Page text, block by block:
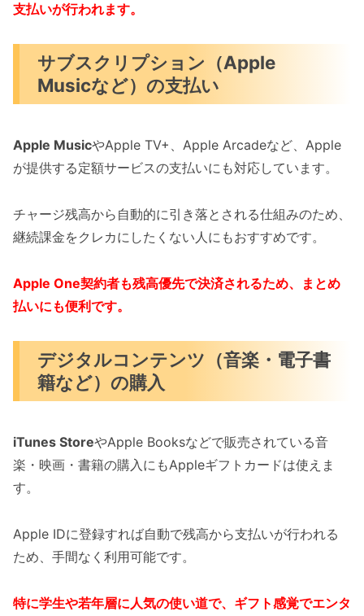
支払いが行われます。
サブスクリプション（Apple
Musicなど）の支払い
Apple MusicやApple TV+、Apple Arcadeなど、Apple
が提供する定額サービスの支払いにも対応しています。
チャージ残高から自動的に引き落とされる仕組みのため、
継続課金をクレカにしたくない人にもおすすめです。
Apple One契約者も残高優先で決済されるため、まとめ
払いにも便利です。
デジタルコンテンツ（音楽・電子書
籍など）の購入
iTunes StoreやApple Booksなどで販売されている音
楽・映画・書籍の購入にもAppleギフトカードは使えま
す。
Apple IDに登録すれば自動で残高から支払いが行われる
ため、手間なく利用可能です。
特に学生や若年層に人気の使い道で、ギフト感覚でエンタ